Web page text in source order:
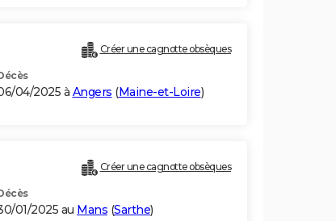
Créer une cagnotte obsèques
04/2025 à Angers (Maine-et-Loire)
Créer une cagnotte obsèques
01/2025 au Mans (Sarthe)